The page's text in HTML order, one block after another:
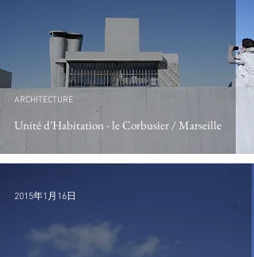
Unité d'Habitation - le Corbusier / Marseille
ARCHITECTURE
2015年1月16日